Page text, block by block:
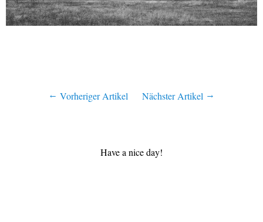
Vorheriger Artikel Nächster Artikel
Have a nice day!